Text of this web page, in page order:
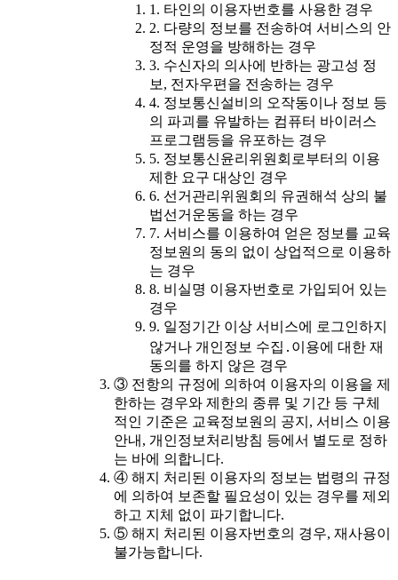
1. 타인의 이용자번호를 사용한 경우
2. 다량의 정보를 전송하여 서비스의 안
정적 운영을 방해하는 경우
3. 수신자의 의사에 반하는 광고성 정
보, 전자우편을 전송하는 경우
4. 정보통신설비의 오작동이나 정보 등
의 파괴를 유발하는 컴퓨터 바이러스
프로그램등을 유포하는 경우
5. 정보통신윤리위원회로부터의 이용
제한 요구 대상인 경우
6. 선거관리위원회의 유권해석 상의 불
법선거운동을 하는 경우
7. 서비스를 이용하여 얻은 정보를 교육
정보원의 동의 없이 상업적으로 이용하
는 경우
8. 비실명 이용자번호로 가입되어 있는
경우
9. 일정기간 이상 서비스에 로그인하지
않거나 개인정보 수집․이용에 대한 재
동의를 하지 않은 경우
③ 전항의 규정에 의하여 이용자의 이용을 제
한하는 경우와 제한의 종류 및 기간 등 구체
적인 기준은 교육정보원의 공지, 서비스 이용
안내, 개인정보처리방침 등에서 별도로 정하
는 바에 의합니다.
④ 해지 처리된 이용자의 정보는 법령의 규정
에 의하여 보존할 필요성이 있는 경우를 제외
하고 지체 없이 파기합니다.
⑤ 해지 처리된 이용자번호의 경우, 재사용이
불가능합니다.